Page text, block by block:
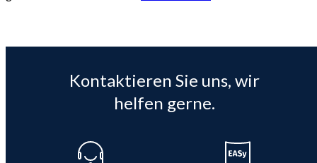
Kontaktieren Sie uns, wir
helfen gerne.